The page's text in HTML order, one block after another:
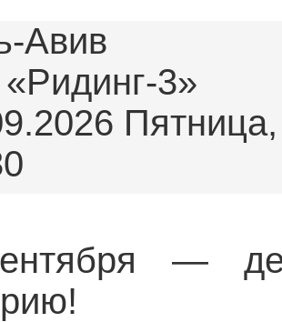
Авив
3»
Пятница,
—